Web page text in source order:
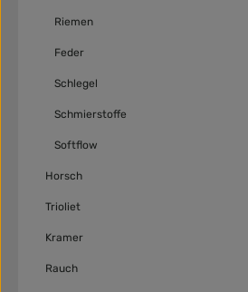
Riemen
Feder
Schlegel
Schmierstoffe
Softflow
Horsch
Trioliet
Kramer
Rauch